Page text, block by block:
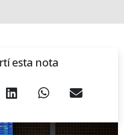
esta nota